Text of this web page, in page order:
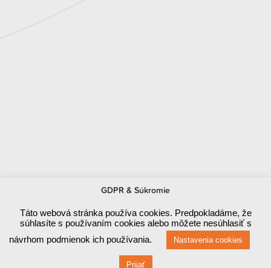
Miliony lidí na světě využívají VoIP služby,
GDPR & Súkromie
Táto webová stránka používa cookies. Predpokladáme, že
súhlasíte s používaním cookies alebo môžete nesúhlasiť s
návrhom podmienok ich používania.
Nastavenia cookies
Prijať